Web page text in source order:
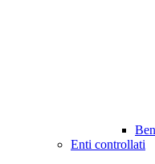
Enti controllati